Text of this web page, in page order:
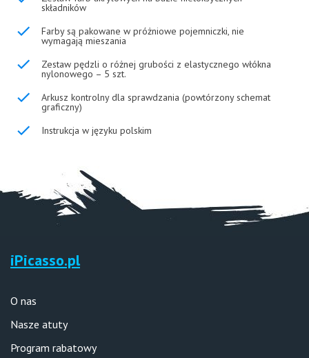
składników
Farby są pakowane w próżniowe pojemniczki, nie
wymagają mieszania
Zestaw pędzli o różnej grubości z elastycznego włókna
nylonowego – 5 szt.
Arkusz kontrolny dla sprawdzania (powtórzony schemat
graficzny)
Instrukcja w języku polskim
iPicasso.pl
O nas
Nasze atuty
Program rabatowy